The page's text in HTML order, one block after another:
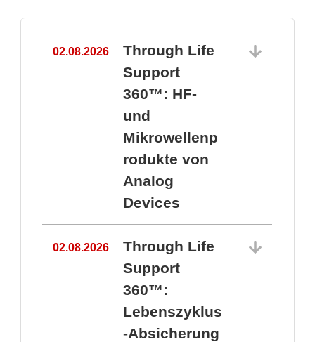
02.08.2026
Through Life
Support
360™: HF-
und
Mikrowellenp
rodukte von
Analog
Devices
02.08.2026
Through Life
Support
360™:
Lebenszyklus
-Absicherung